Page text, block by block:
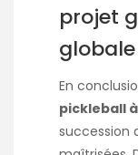
projet
En
pickleball
succession